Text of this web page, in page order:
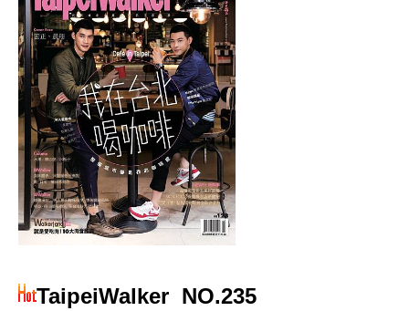
TaipeiWalker NO.235